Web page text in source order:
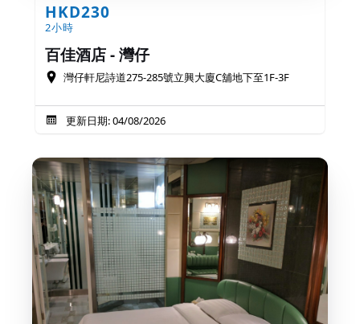
HKD230
2小時
百佳酒店 - 灣仔
灣仔軒尼詩道275-285號立興大廈C舖地下至1F-3F
更新日期: 04/08/2026